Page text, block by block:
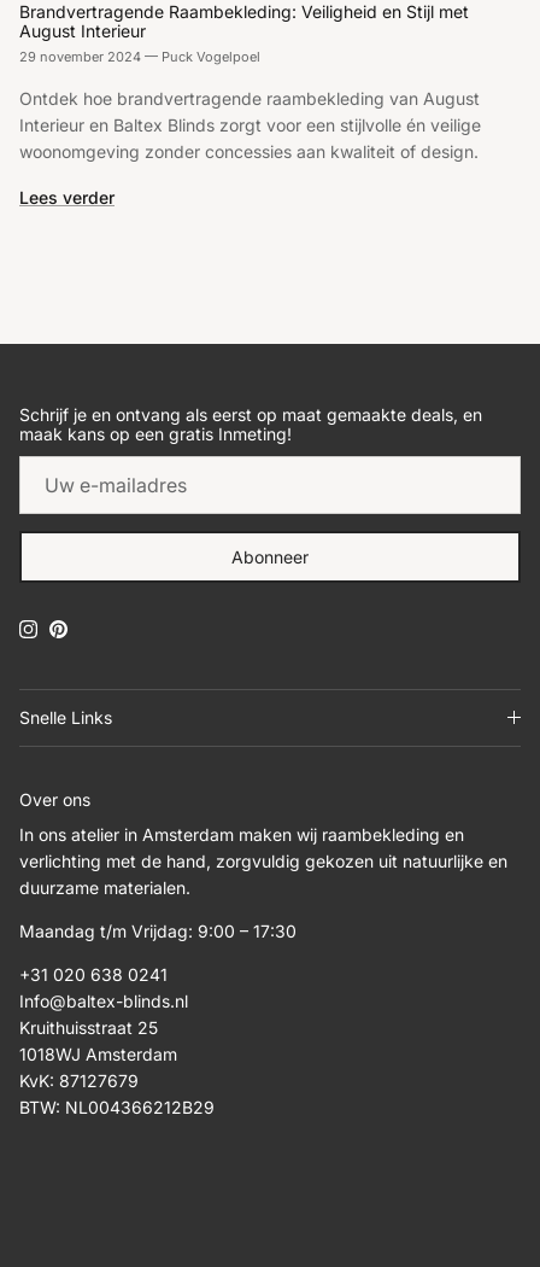
Brandvertragende Raambekleding: Veiligheid en Stijl met
August Interieur
29 november 2024 — Puck Vogelpoel
Ontdek hoe brandvertragende raambekleding van August
Interieur en Baltex Blinds zorgt voor een stijlvolle én veilige
woonomgeving zonder concessies aan kwaliteit of design.
Lees verder
Schrijf je en ontvang als eerst op maat gemaakte deals, en
maak kans op een gratis Inmeting!
Abonneer
Instagram
Pinterest
Snelle Links
Over ons
In ons atelier in Amsterdam maken wij raambekleding en
verlichting met de hand, zorgvuldig gekozen uit natuurlijke en
duurzame materialen.
Maandag t/m Vrijdag: 9:00 – 17:30
+31 020 638 0241
Info@baltex-blinds.nl
Kruithuisstraat 25
1018WJ Amsterdam
KvK: 87127679
BTW: NL004366212B29